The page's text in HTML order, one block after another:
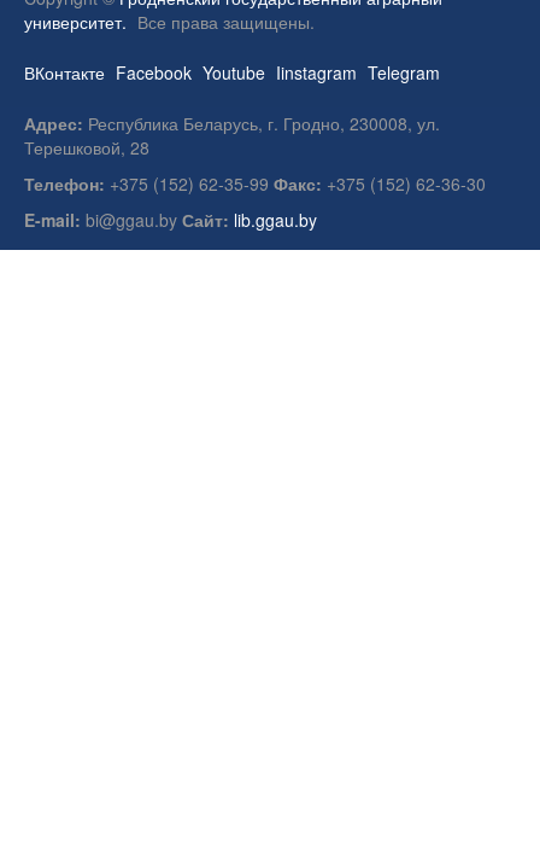
университет. Все права защищены.
ВКонтакте Facebook Youtube Iinstagram Telegram
Адрес: Республика Беларусь, г. Гродно, 230008, ул.
Терешковой, 28
Телефон: +375 (152) 62-35-99 Факс: +375 (152) 62-36-30
E-mail: bi@ggau.by Сайт: lib.ggau.by